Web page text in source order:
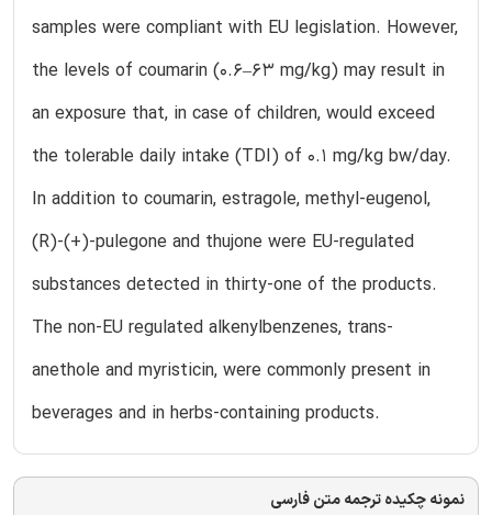
samples were compliant with EU legislation. However,
the levels of coumarin (0.6–63 mg/kg) may result in
an exposure that, in case of children, would exceed
the tolerable daily intake (TDI) of 0.1 mg/kg bw/day.
In addition to coumarin, estragole, methyl-eugenol,
(R)-(+)-pulegone and thujone were EU-regulated
substances detected in thirty-one of the products.
The non-EU regulated alkenylbenzenes, trans-
anethole and myristicin, were commonly present in
beverages and in herbs-containing products.
نمونه چکیده ترجمه متن فارسی